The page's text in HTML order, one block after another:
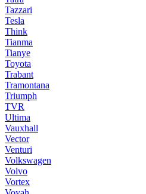
Tazzari
Tesla
Think
Tianma
Tianye
Toyota
Trabant
Tramontana
Triumph
TVR
Ultima
Vauxhall
Vector
Venturi
Volkswagen
Volvo
Vortex